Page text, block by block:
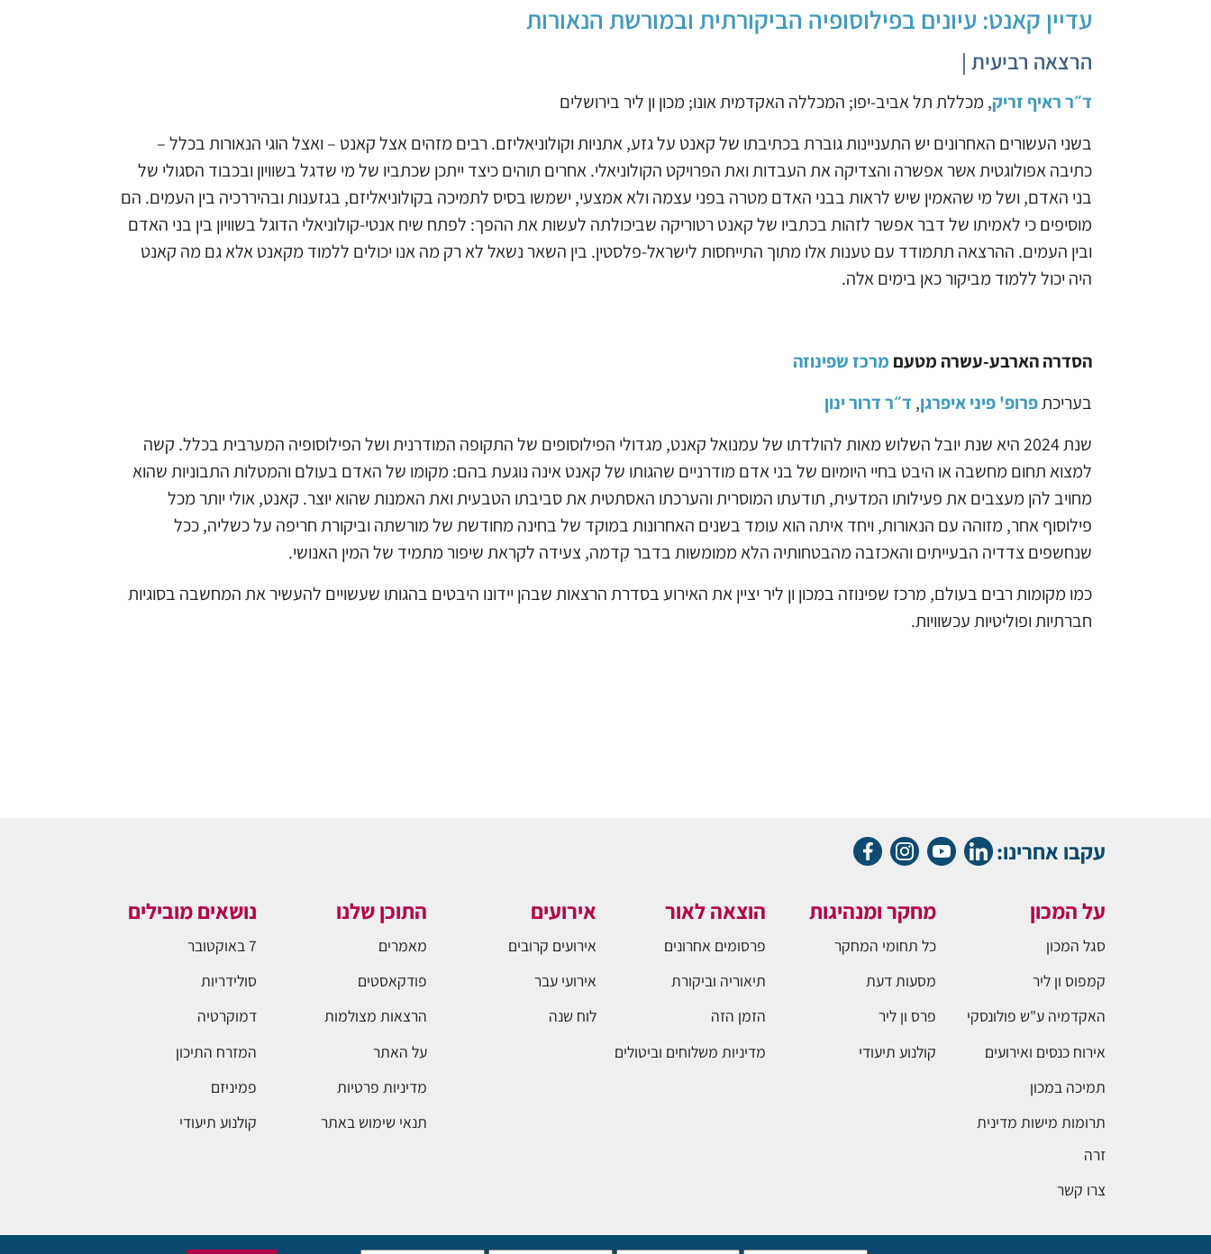
עדיין קאנט: עיונים בפילוסופיה הביקורתית ובמורשת הנאורות
הרצאה רביעית |
ד״ר ראיף זריק, מכללת תל אביב-יפו; המכללה האקדמית אונו; מכון ון ליר בירושלים
בשני העשורים האחרונים יש התעניינות גוברת בכתיבתו של קאנט על גזע, אתניות וקולוניאליזם. רבים מזהים אצל קאנט – ואצל הוגי הנאורות בכלל –
כתיבה אפולוגטית אשר אפשרה והצדיקה את העבדות ואת הפרויקט הקולוניאלי. אחרים תוהים כיצד ייתכן שכתביו של מי שדגל בשוויון ובכבוד הסגולי של
בני האדם, ושל מי שהאמין שיש לראות בבני האדם מטרה בפני עצמה ולא אמצעי, ישמשו בסיס לתמיכה בקולוניאליזם, בגזענות ובהיררכיה בין העמים. הם
מוסיפים כי לאמיתו של דבר אפשר לזהות בכתביו של קאנט רטוריקה שביכולתה לעשות את ההפך: לפתח שיח אנטי-קולוניאלי הדוגל בשוויון בין בני האדם
ובין העמים. ההרצאה תתמודד עם טענות אלו מתוך התייחסות לישראל-פלסטין. בין השאר נשאל לא רק מה אנו יכולים ללמוד מקאנט אלא גם מה קאנט
היה יכול ללמוד מביקור כאן בימים אלה.
הסדרה הארבע-עשרה מטעם מרכז שֹפינוזה
בעריכתפרופ' פיני איפרגן, ד״ר דרור ינון
שנת 2024 היא שנת יובל השלוש מאות להולדתו של עמנואל קאנט, מגדולי הפילוסופים של התקופה המודרנית ושל הפילוסופיה המערבית בכלל. קשה
למצוא תחום מחשבה או היבט בחיי היומיום של בני אדם מודרניים שהגותו של קאנט אינה נוגעת בהם: מקומו של האדם בעולם והמטלות התבוניות שהוא
מחויב להן מעצבים את פעילותו המדעית, תודעתו המוסרית והערכתו האסתטית את סביבתו הטבעית ואת האמנות שהוא יוצר. קאנט, אולי יותר מכל
פילוסוף אחר, מזוהה עם הנאורות, ויחד איתה הוא עומד בשנים האחרונות במוקד של בחינה מחודשת של מורשתה וביקורת חריפה על כשליה, ככל
שנחשפים צדדיה הבעייתים והאכזבה מהבטחותיה הלא ממומשות בדבר קִדמה, צעידה לקראת שיפור מתמיד של המין האנושי.
כמו מקומות רבים בעולם, מרכז שפינוזה במכון ון ליר יציין את האירוע בסדרת הרצאות שבהן יידונו היבטים בהגותו שעשויים להעשיר את המחשבה בסוגיות
חברתיות ופוליטיות עכשוויות.
עקבו אחרינו:
על המכון
סגל המכון
קמפוס ון ליר
האקדמיה ע"ש פולונסקי
אירוח כנסים ואירועים
תמיכה במכון
תרומות מישות מדינית
זרה
צרו קשר
מחקר ומנהיגות
כל תחומי המחקר
מסעות דעת
פרס ון ליר
קולנוע תיעודי
הוצאה לאור
פרסומים אחרונים
תיאוריה וביקורת
הזמן הזה
מדיניות משלוחים וביטולים
אירועים
אירועים קרובים
אירועי עבר
לוח שנה
התוכן שלנו
מאמרים
פודקאסטים
הרצאות מצולמות
על האתר
מדיניות פרטיות
תנאי שימוש באתר
נושאים מובילים
7 באוקטובר
סולידריות
דמוקרטיה
המזרח התיכון
פמיניזם
קולנוע תיעודי